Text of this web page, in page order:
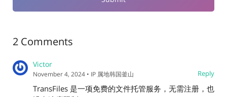
2 Comments
Victor
Reply
November 4, 2024 • IP 属地韩国釜山
TransFiles 是一项免费的文件托管服务，无需注册，也